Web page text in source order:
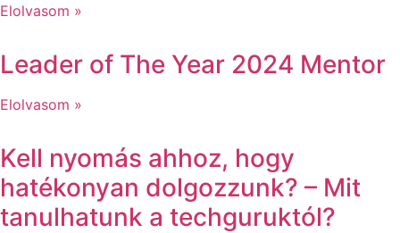
Elolvasom »
Leader of The Year 2024 Mentor
Elolvasom »
Kell nyomás ahhoz, hogy
hatékonyan dolgozzunk? – Mit
tanulhatunk a techguruktól?